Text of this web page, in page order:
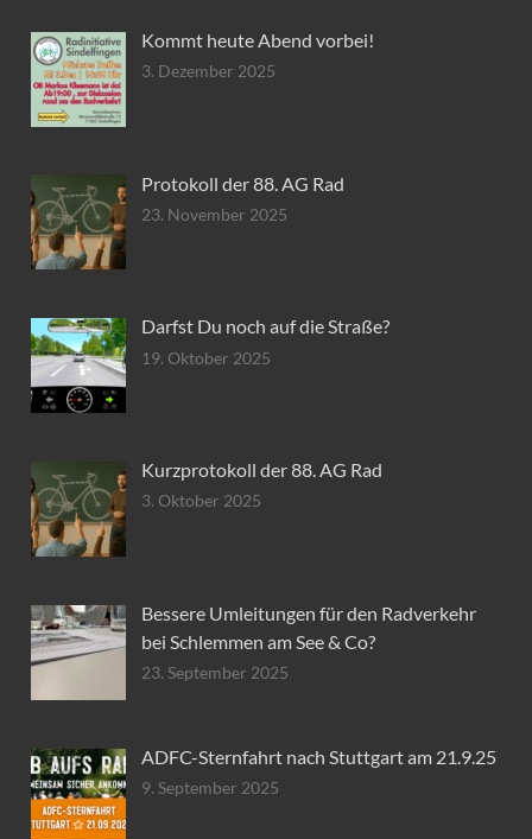
Kommt heute Abend vorbei!
3. Dezember 2025
Protokoll der 88. AG Rad
23. November 2025
Darfst Du noch auf die Straße?
19. Oktober 2025
Kurzprotokoll der 88. AG Rad
3. Oktober 2025
Bessere Umleitungen für den Radverkehr
bei Schlemmen am See & Co?
23. September 2025
ADFC-Sternfahrt nach Stuttgart am 21.9.25
9. September 2025